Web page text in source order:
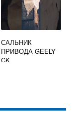
САЛЬНИК
ПРИВОДА GEELY
CK